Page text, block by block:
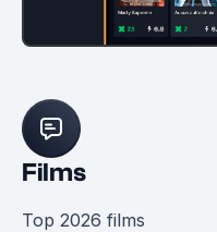
Films
Top 2026 films